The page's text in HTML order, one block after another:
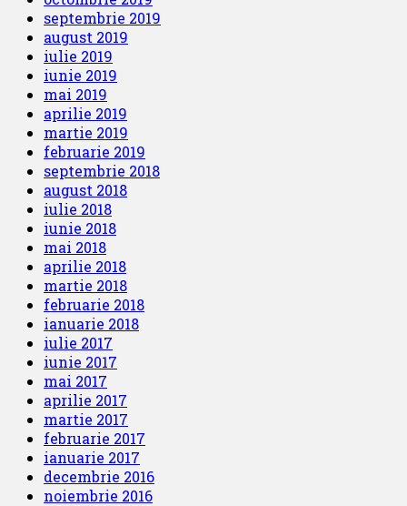
septembrie 2019
august 2019
iulie 2019
iunie 2019
mai 2019
aprilie 2019
martie 2019
februarie 2019
septembrie 2018
august 2018
iulie 2018
iunie 2018
mai 2018
aprilie 2018
martie 2018
februarie 2018
ianuarie 2018
iulie 2017
iunie 2017
mai 2017
aprilie 2017
martie 2017
februarie 2017
ianuarie 2017
decembrie 2016
noiembrie 2016